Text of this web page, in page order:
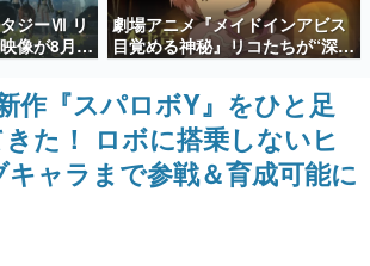
代に訊く
らのデジタルゲーム市場を担う若きクリエイター達
追い、彼らのルーツと情熱を探っていきます。
ム世代の作家たち
に多大な影響を受けた作家さんに取材し、ゲームが
コンテンツ産業やカルチャーに与えた影響を探る企
。
モバイルゲーム産業史
モバイルゲーム史における主要なトピック・タイト
ジーⅦ リ
像が8月
FF7』リ
編、
プニング
レクター
る予定
劇場アニメ『メイドインアビス
目覚める神秘』リコたちが“深界
七層”へ進む予告映像が公開。新
キャストも発表、テパステは諸
星すみれさん、クラヴァリは星
野貴紀さんが担当する
作『スパロボY』をひと足
た！ ロボに搭乗しないヒ
ャラまで参戦＆育成可能に